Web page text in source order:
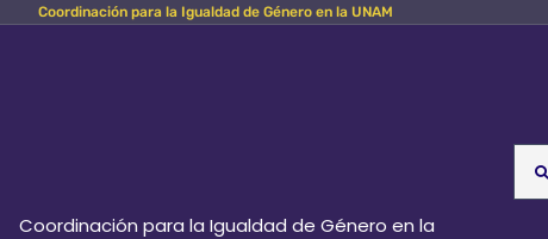
Skip Coordinación para la Igualdad de Género en la UNAM
Coordinación para la Igualdad de Género en la
for: